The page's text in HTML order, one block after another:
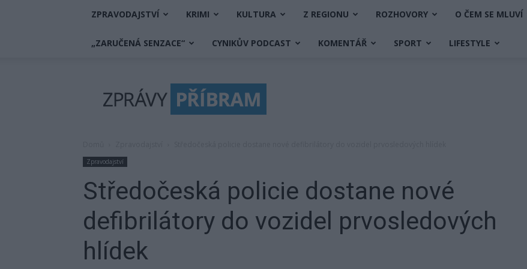
ZPRAVODAJSTVÍ KRIMI KULTURA Z REGIONU ROZHOVORY O ČEM SE MLUVÍ
„ZARUČENÁ SENZACE“ CYNIKŮV PODCAST KOMENTÁŘ SPORT LIFESTYLE
Příbram
Zpravodajství
Středočeská policie dostane nové
defibrilátory do vozidel prvosledových
hlídek